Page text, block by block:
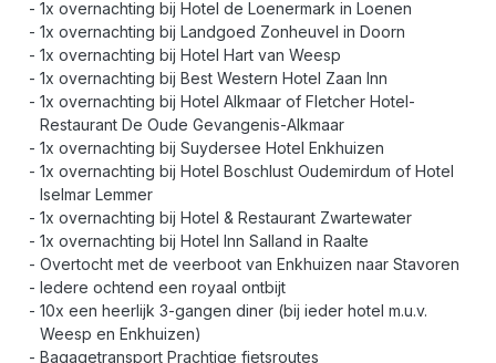
1x overnachting bij Hotel de Loenermark in Loenen
1x overnachting bij Landgoed Zonheuvel in Doorn
1x overnachting bij Hotel Hart van Weesp
1x overnachting bij Best Western Hotel Zaan Inn
1x overnachting bij Hotel Alkmaar of Fletcher Hotel-
Restaurant De Oude Gevangenis-Alkmaar
1x overnachting bij Suydersee Hotel Enkhuizen
1x overnachting bij Hotel Boschlust Oudemirdum of Hotel
Iselmar Lemmer
1x overnachting bij Hotel & Restaurant Zwartewater
1x overnachting bij Hotel Inn Salland in Raalte
Overtocht met de veerboot van Enkhuizen naar Stavoren
Iedere ochtend een royaal ontbijt
10x een heerlijk 3-gangen diner (bij ieder hotel m.u.v.
Weesp en Enkhuizen)
Bagagetransport Prachtige fietsroutes